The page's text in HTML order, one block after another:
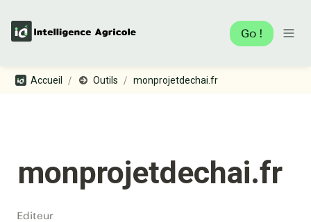
Go !
Accueil / Outils / monprojetdechai.fr
monprojetdechai.fr
Editeur